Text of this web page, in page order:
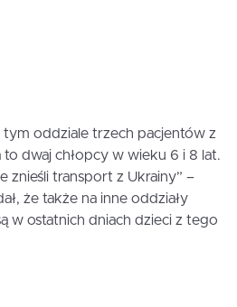
tym oddziale trzech pacjentów z
to dwaj chłopcy w wieku 6 i 8 lat.
znieśli transport z Ukrainy” –
że także na inne oddziały
w ostatnich dniach dzieci z tego